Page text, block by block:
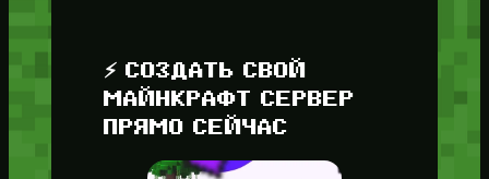
⚡ СОЗДАТЬ СВОЙ
МАЙНКРАФТ СЕРВЕР
ПРЯМО СЕЙЧАС